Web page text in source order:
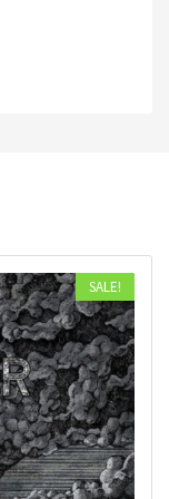
SALE!